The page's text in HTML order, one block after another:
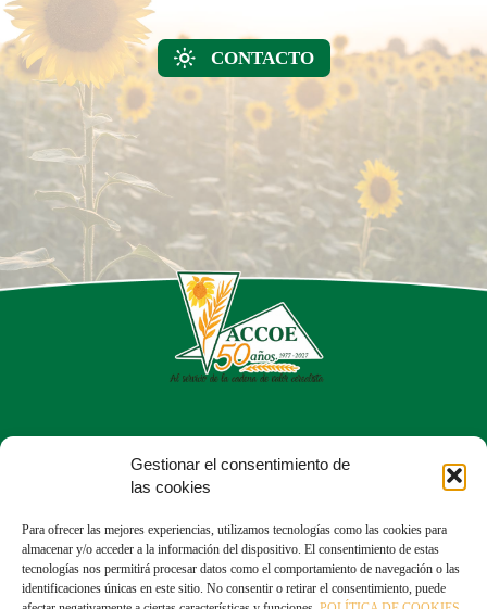
Gestionar el consentimiento de
las cookies
Para ofrecer las mejores experiencias, utilizamos tecnologías como las cookies para
almacenar y/o acceder a la información del dispositivo. El consentimiento de estas
tecnologías nos permitirá procesar datos como el comportamiento de navegación o las
identificaciones únicas en este sitio. No consentir o retirar el consentimiento, puede
CONTACTO
Calle del Dr. Fleming, 56, Chamartín
28036 Madrid
913 50 43 05